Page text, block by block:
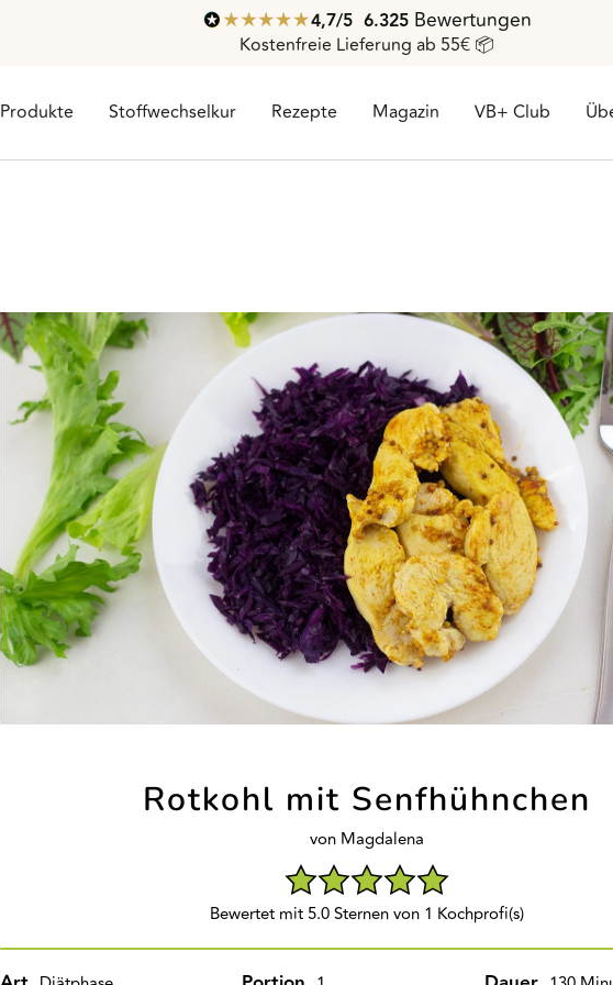
4,7/ 5 6.325 Bewertungen
Kostenfreie Lieferung ab 55€ 📦
Produkte Stoffwechselkur Rezepte Magazin VB+ Club
Rotkohl mit Senfhühnchen
von Magdalena
Bewertet mit 5.0 Sternen von 1 Kochprofi(s)